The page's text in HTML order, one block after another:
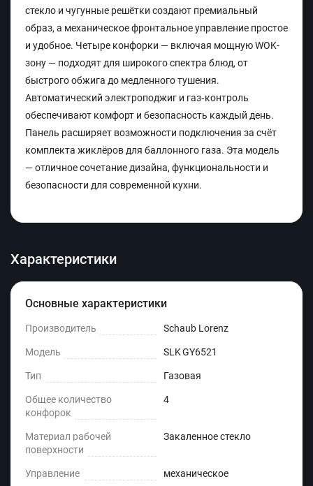
стекло и чугунные решётки создают премиальный
образ, а механическое фронтальное управление простое
и удобное. Четыре конфорки — включая мощную WOK-
зону — подходят для широкого спектра блюд, от
быстрого обжига до медленного тушения.
Автоматический электроподжиг и газ‑контроль
обеспечивают комфорт и безопасность каждый день.
Панель расширяет возможности подключения за счёт
комплекта жиклёров для баллонного газа. Эта модель
— отличное сочетание дизайна, функциональности и
безопасности для современной кухни.
Характеристики
Основные характеристики
Производитель Schaub Lorenz
Модель SLK GY6521
Тип Газовая
Общее количество
конфорок
4
Материал рабочей
поверхности
Закаленное стекло
Управление механическое